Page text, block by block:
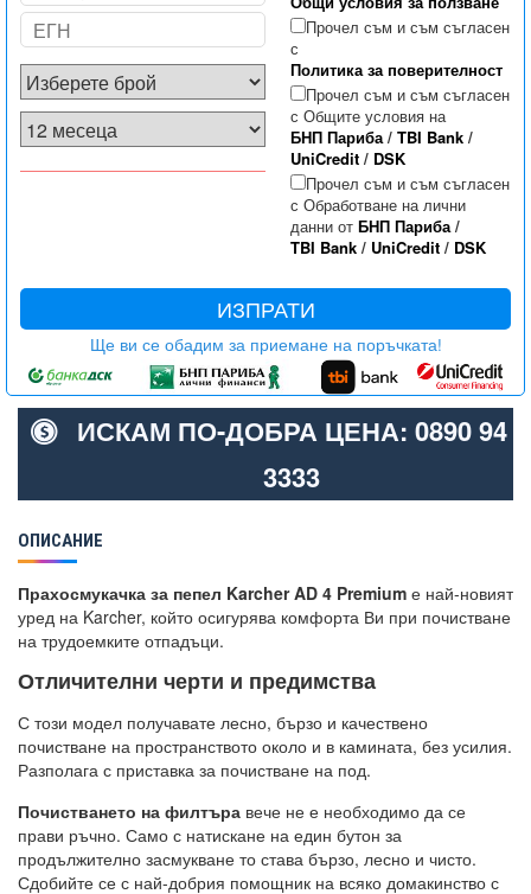
Прочел съм и съм съгласен
с
Политика за поверителност
Прочел съм и съм съгласен
с Общите условия на
БНП Париба/ TBI Bank/
UniCredit/ DSK
Прочел съм и съм съгласен
с Обработване на лични
данни от БНП Париба/
TBI Bank/ UniCredit/ DSK
ИЗПРАТИ
Ще ви се обадим за приемане на поръчката!
ИСКАМ ПО-ДОБРА ЦЕНА: 0890 94
3333
ОПИСАНИЕ
Прахосмукачка за пепел Karcher AD 4 Premium е най-новият
уред на Karcher, който осигурява комфорта Ви при почистване
на трудоемките отпадъци.
Отличителни черти и предимства
С този модел получавате лесно, бързо и качествено
почистване на пространството около и в камината, без усилия.
Разполага с приставка за почистване на под.
Почистването на филтъра вече не е необходимо да се
прави ръчно. Само с натискане на един бутон за
продължително засмукване то става бързо, лесно и чисто.
Сдобийте се с най-добрия помощник на всяко домакинство с